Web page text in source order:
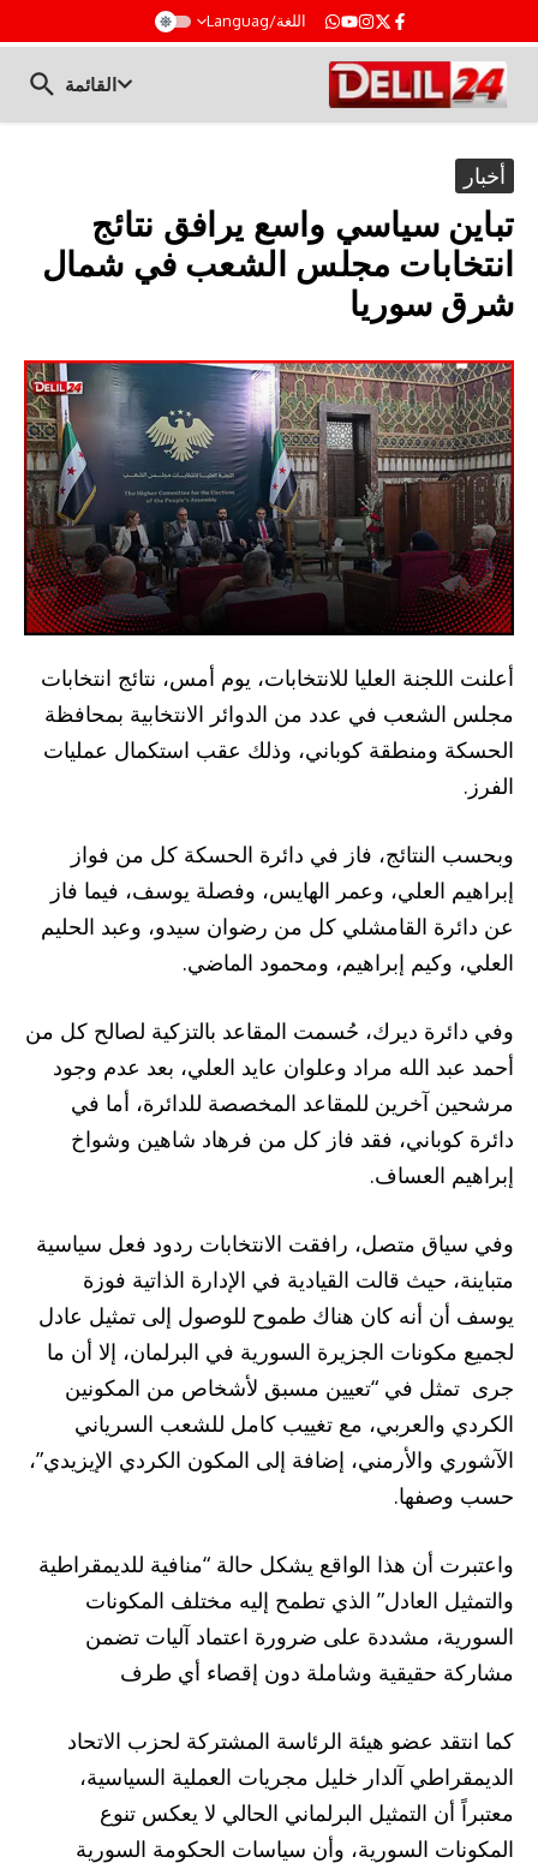
اللغة/Languag
القائمة
أخبار
تباين سياسي واسع يرافق نتائج
انتخابات مجلس الشعب في شمال
شرق سوريا
أعلنت اللجنة العليا للانتخابات، يوم أمس، نتائج انتخابات
مجلس الشعب في عدد من الدوائر الانتخابية بمحافظة
الحسكة ومنطقة كوباني، وذلك عقب استكمال عمليات
الفرز.
وبحسب النتائج، فاز في دائرة الحسكة كل من فواز
إبراهيم العلي، وعمر الهايس، وفصلة يوسف، فيما فاز
عن دائرة القامشلي كل من رضوان سيدو، وعبد الحليم
العلي، وكيم إبراهيم، ومحمود الماضي.
وفي دائرة ديرك، حُسمت المقاعد بالتزكية لصالح كل من
أحمد عبد الله مراد وعلوان عايد العلي، بعد عدم وجود
مرشحين آخرين للمقاعد المخصصة للدائرة، أما في
دائرة كوباني، فقد فاز كل من فرهاد شاهين وشواخ
إبراهيم العساف.
وفي سياق متصل، رافقت الانتخابات ردود فعل سياسية
متباينة، حيث قالت القيادية في الإدارة الذاتية فوزة
يوسف أن أنه كان هناك طموح للوصول إلى تمثيل عادل
لجميع مكونات الجزيرة السورية في البرلمان، إلا أن ما
جرى تمثل في “تعيين مسبق لأشخاص من المكونين
الكردي والعربي، مع تغييب كامل للشعب السرياني
الآشوري والأرمني، إضافة إلى المكون الكردي الإيزيدي”،
حسب وصفها.
واعتبرت أن هذا الواقع يشكل حالة “منافية للديمقراطية
والتمثيل العادل” الذي تطمح إليه مختلف المكونات
السورية، مشددة على ضرورة اعتماد آليات تضمن
مشاركة حقيقية وشاملة دون إقصاء أي طرف
كما انتقد عضو هيئة الرئاسة المشتركة لحزب الاتحاد
الديمقراطي آلدار خليل مجريات العملية السياسية،
معتبراً أن التمثيل البرلماني الحالي لا يعكس تنوع
المكونات السورية، وأن سياسات الحكومة السورية